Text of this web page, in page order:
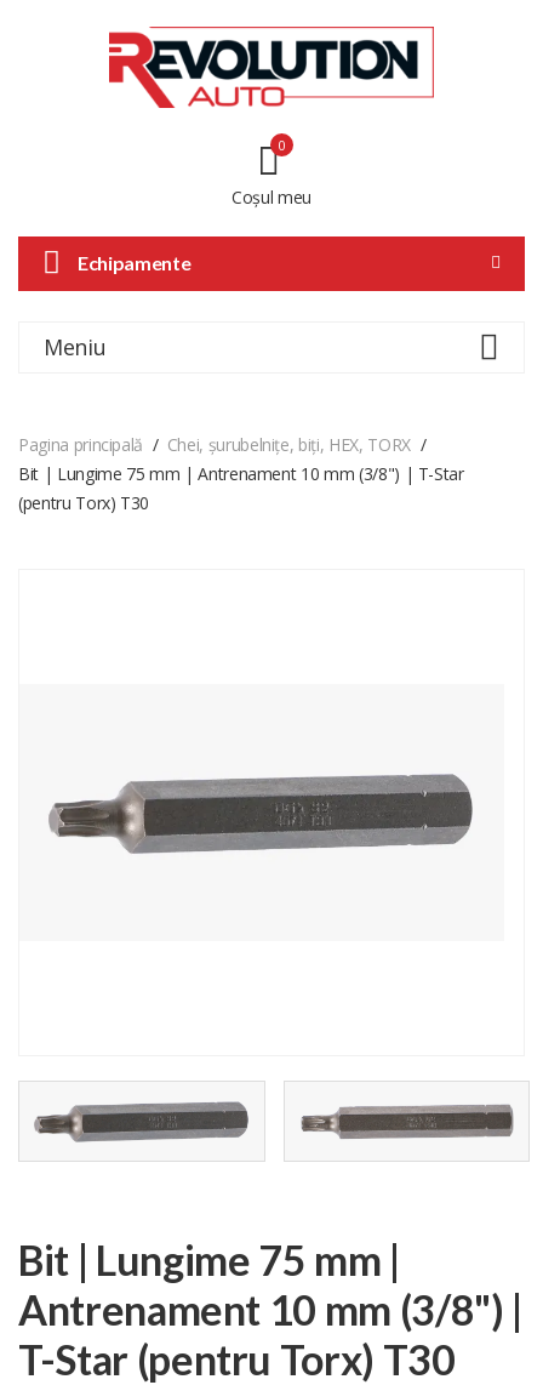
Coșul meu
0
Echipamente
Meniu
Pagina principală
Chei, șurubelnițe, biți, HEX, TORX
Bit | Lungime 75 mm | Antrenament 10 mm (3/8") | T-Star
(pentru Torx) T30
Bit | Lungime 75 mm |
Antrenament 10 mm (3/8") |
T-Star (pentru Torx) T30